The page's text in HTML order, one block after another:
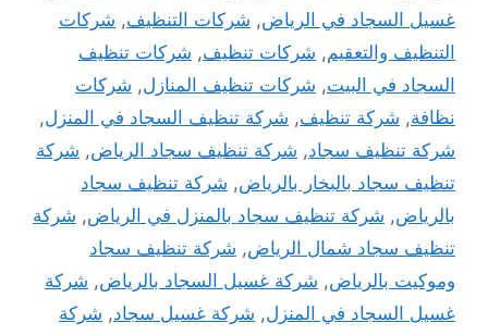
غسيل السجاد في الرياض, شركات التنظيف, شركات
التنظيف والتعقيم, شركات تنظيف, شركات تنظيف
السجاد في البيت, شركات تنظيف المنازل, شركات
نظافة, شركة تنظيف, شركة تنظيف السجاد في المنزل,
شركة تنظيف سجاد, شركة تنظيف سجاد الرياض, شركة
تنظيف سجاد بالبخار بالرياض, شركة تنظيف سجاد
بالرياض, شركة تنظيف سجاد بالمنزل في الرياض, شركة
تنظيف سجاد شمال الرياض, شركة تنظيف سجاد
وموكيت بالرياض, شركة غسيل السجاد بالرياض, شركة
غسيل السجاد في المنزل, شركة غسيل سجاد, شركة